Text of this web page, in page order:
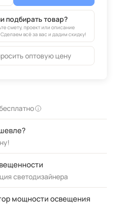
подбирать товар?
смету, проект или описание
всё за вас и дадим скидку!
оптовую цену
светодизайнера
мощности освещения